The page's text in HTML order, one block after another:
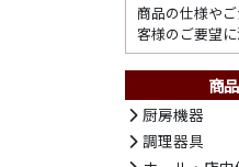
商品の仕様や
客様のご要望
商
厨房機器
調理器具